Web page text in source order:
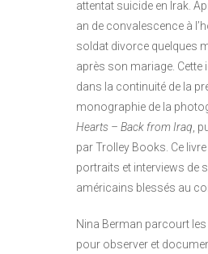
attentat suicide en Irak.
an de convalescence à
soldat divorce quelques
après son mariage. Cette
dans la continuité de la
monographie de la
Hearts – Back from Iraq ,
par Trolley Books. Ce
portraits et interviews de
américains blessés au
Nina Berman parcourt
pour observer et